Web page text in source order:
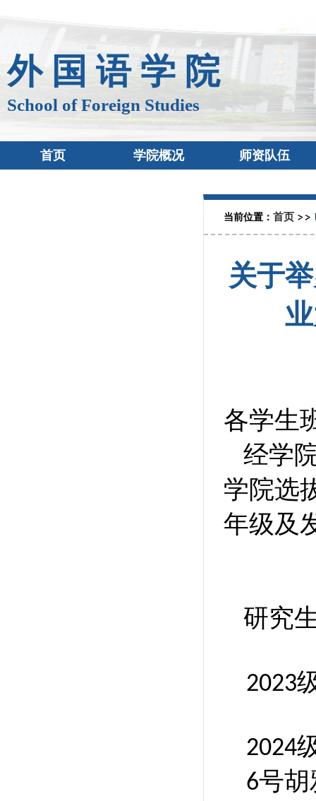
外 国 语 学 院
School of Foreign Studies
首页 学院概况 师资队伍
当前位置： 首页
关于
各学生
经学
学院选
年级及
研究
2023
2024
6号